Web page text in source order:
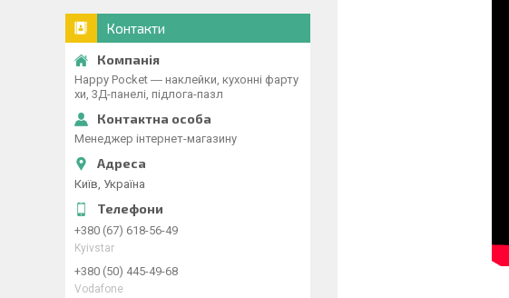
Контакти
Happy Pocket ― наклейки, кухонні фарту
хи, 3Д-панелі, підлога-пазл
Менеджер інтернет-магазину
Київ, Україна
+380 (67) 618-56-49
Kyivstar
+380 (50) 445-49-68
Vodafone